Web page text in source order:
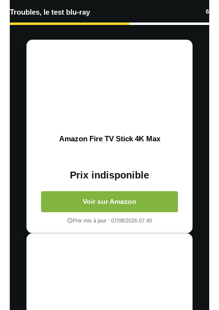
Troubles, le test blu-ray 6
Amazon Fire TV Stick 4K Max
Prix indisponible
Voir sur Amazon
Prix mis à jour : 07/08/2026 07:40